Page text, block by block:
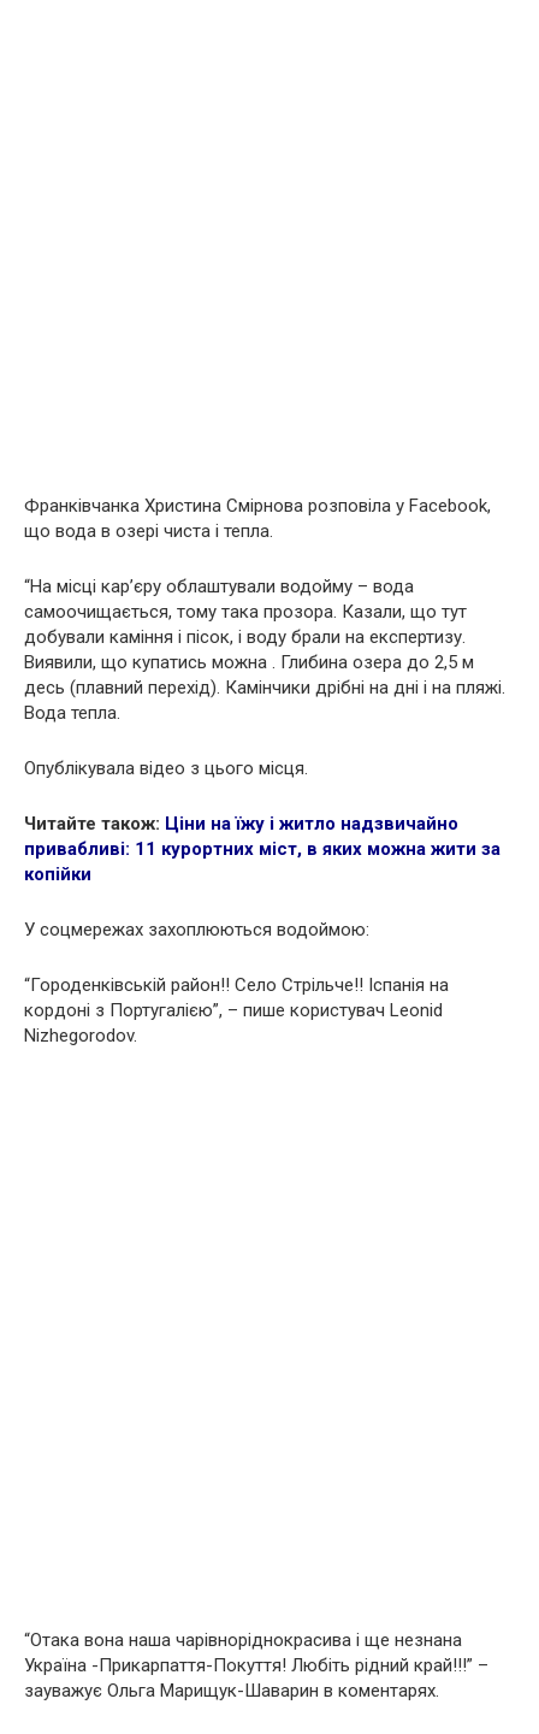
Франківчанка Христина Смірнова розповіла у Facebook,
що вода в озері чиста і тепла.
“На місці кар’єру облаштували водойму – вода
самоочищається, тому така прозора. Казали, що тут
добували каміння і пісок, і воду брали на експертизу.
Виявили, що купатись можна . Глибина озера до 2,5 м
десь (плавний перехід). Камінчики дрібні на дні і на пляжі.
Вода тепла.
Опублікувала відео з цього місця.
Читайте також: Ціни на їжу і житло надзвичайно
привабливі: 11 курортних міст, в яких можна жити за
копійки
У соцмережах захоплюються водоймою:
“Городенківській район!! Cело Стрільче!! Іспанія на
кордоні з Португалією”, – пише користувач Leonid
Nizhegorodov.
“Отака вона наша чарівноріднокрасива і ще незнана
Україна -Прикарпаття-Покуття! Любіть рідний край!!!” –
зауважує Ольга Марищук-Шаварин в коментарях.